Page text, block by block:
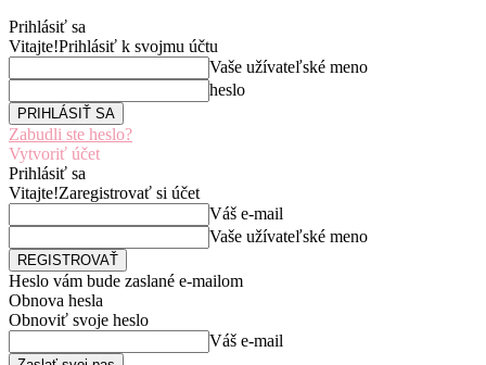
Prihlásiť sa
Vitajte!Prihlásiť k svojmu účtu
Vaše užívateľské meno
heslo
Zabudli ste heslo?
Vytvoriť účet
Prihlásiť sa
Vitajte!Zaregistrovať si účet
Váš e-mail
Vaše užívateľské meno
Heslo vám bude zaslané e-mailom
Obnova hesla
Obnoviť svoje heslo
Váš e-mail